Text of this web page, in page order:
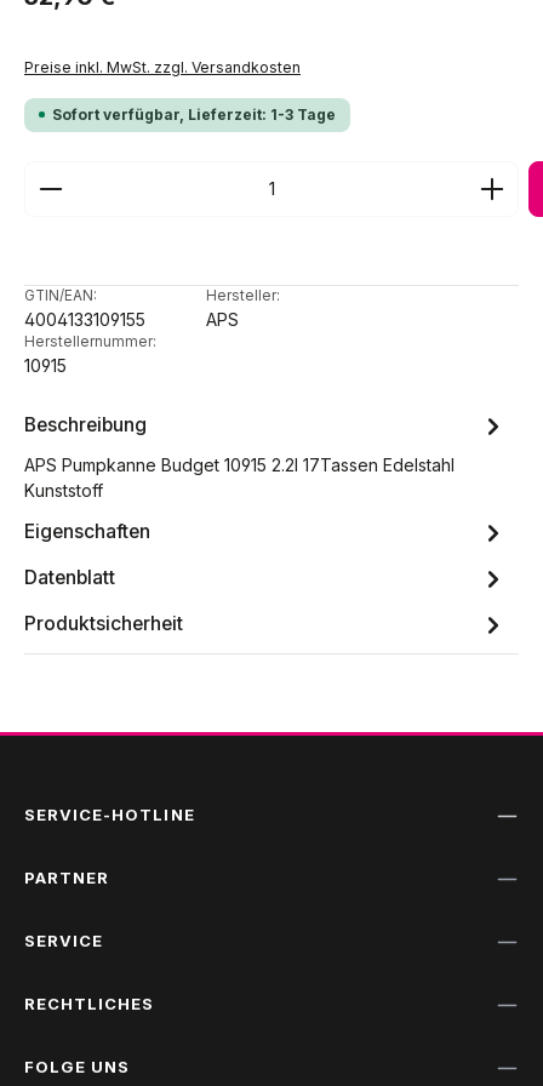
Preise inkl. MwSt. zzgl. Versandkosten
Sofort verfügbar, Lieferzeit: 1-3 Tage
Produkt Anzahl: Gib den gewünschten Wert ein
GTIN/EAN:
4004133109155
Hersteller:
APS
Herstellernummer:
10915
Beschreibung
APS Pumpkanne Budget 10915 2.2l 17Tassen Edelstahl
Kunststoff
Eigenschaften
Datenblatt
Produktsicherheit
SERVICE-HOTLINE
PARTNER
SERVICE
RECHTLICHES
FOLGE UNS